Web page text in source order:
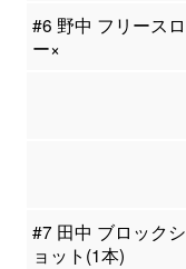
#6 野中 フリースロ
ー×
#7 田中 ブロックシ
ョット(1本)